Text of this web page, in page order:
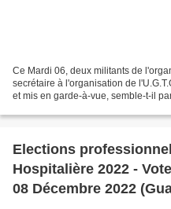
Ce Mardi 06, deux militants de
secrétaire à l'organisation de
et mis en garde-à-vue, semble-t-il
Elections
Hospitalière 2022 -
08 Décembre 2022